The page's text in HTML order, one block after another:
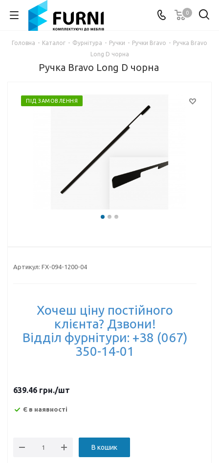
0
Головна - Каталог - Фурнітура - Ручки - Ручки Bravo - Ручка Bravo
Long D чорна
Ручка Bravo Long D чорна
ПІД ЗАМОВЛЕННЯ
Артикул: FX-094-1200-04
Хочеш ціну постійного
клієнта? Дзвони!
Відділ фурнітури: +38 (067)
350-14-01
639.46 грн./шт
Є в наявності
В кошик